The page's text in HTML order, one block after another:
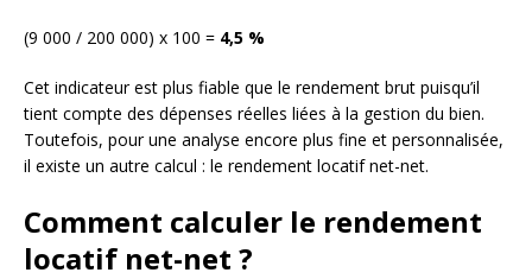
(9 000 / 200 000) x 100 = 4,5 %
Cet indicateur est plus fiable que le rendement brut puisqu’il
tient compte des dépenses réelles liées à la gestion du bien.
Toutefois, pour une analyse encore plus fine et personnalisée,
il existe un autre calcul : le rendement locatif net-net.
Comment calculer le rendement
locatif net-net ?